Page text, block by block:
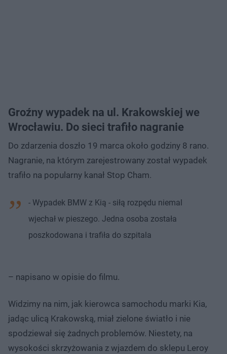
Groźny wypadek na ul. Krakowskiej we
Wrocławiu. Do sieci trafiło nagranie
Do zdarzenia doszło 19 marca około godziny 8 rano.
Nagranie, na którym zarejestrowany został wypadek
trafiło na popularny kanał Stop Cham.
- Wypadek BMW z Kią - siłą rozpędu niemal
wjechał w pieszego. Jedna osoba została
poszkodowana i trafiła do szpitala
– napisano w opisie do filmu.
Widzimy na nim, jak kierowca samochodu marki Kia,
jadąc ulicą Krakowską, miał zielone światło i nie
spodziewał się żadnych problemów. Niestety, na
wysokości skrzyżowania z wjazdem do sklepu Leroy